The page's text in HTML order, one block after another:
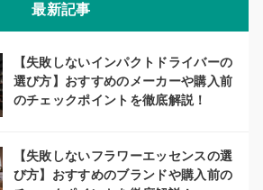
最新記事
【失敗しないインパクトドライバーの
選び方】おすすめのメーカーや購入前
のチェックポイントを徹底解説！
【失敗しないフラワーエッセンスの選
び方】おすすめのブランドや購入前の